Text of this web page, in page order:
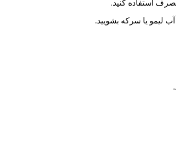
استفاده کنید.
لیمو یا سرکه بشویید.